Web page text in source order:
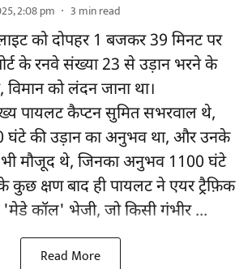
2:08 pm 3 min read
को दोपहर 1 बजकर 39 मिनट पर
के रनवे संख्या 23 से उड़ान भरने के
विमान को लंदन जाना था।
पायलट कैप्टन सुमित सभरवाल थे,
घंटे की उड़ान का अनुभव था, और उनके
मौजूद थे, जिनका अनुभव 1100 घंटे
क्षण बाद ही पायलट ने एयर ट्रैफ़िक
'मेडे कॉल' भेजी, जो किसी गंभीर ...
Read More